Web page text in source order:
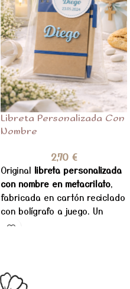
Libreta Personalizada Con
Nombre
2,70 €
Original libreta personalizada
con nombre en metacrilato,
fabricada en cartón reciclado
con bolígrafo a juego. Un
detalle práctico y original